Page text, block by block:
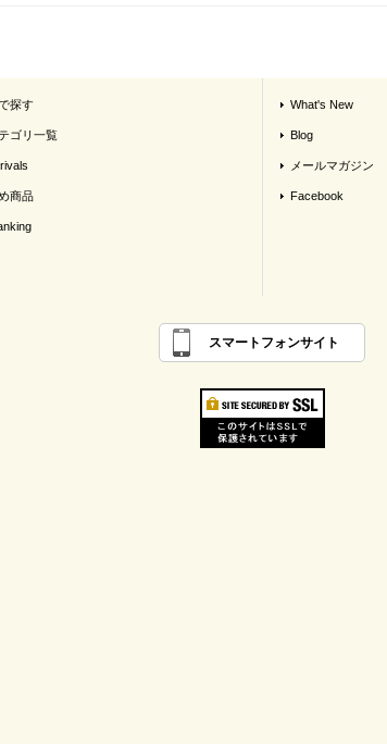
探す
ゴリ一覧
商品
What's New
Blog
メールマガジン
Facebook
スマートフォンサイト